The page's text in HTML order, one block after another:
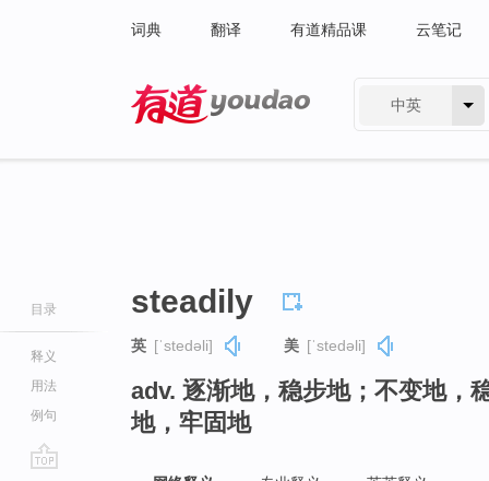
词典 翻译 有道精品课 云笔记
中英
目录
释义
用法
例句
steadily
英 [ˈstedəli] 美 [ˈstedəli]
adv. 逐渐地，稳步地；不变地，
地，牢固地